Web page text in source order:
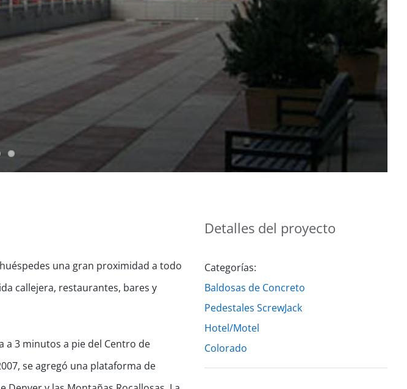
una gran proximidad a todo
callejera, restaurantes, bares y
a 3 minutos a pie del Centro de
se agregó una plataforma de
Detalles del proyecto
Categorías:
Baldosas de Concreto
Pedestales ScrewJack
Hotel/Motel
Colorado